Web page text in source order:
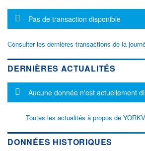
Message d'information
Pas de transaction disponible
Consulter les dernières transactions de la
DERNIÈRES ACTUALITÉS
Message d'information
Aucune donnée n'est actuellement
Toutes les actualités à propos de
DONNÉES HISTORIQUES